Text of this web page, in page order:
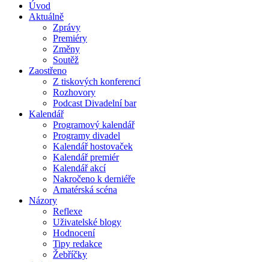
Úvod
Aktuálně
Zprávy
Premiéry
Změny
Soutěž
Zaostřeno
Z tiskových konferencí
Rozhovory
Podcast Divadelní bar
Kalendář
Programový kalendář
Programy divadel
Kalendář hostovaček
Kalendář premiér
Kalendář akcí
Nakročeno k derniéře
Amatérská scéna
Názory
Reflexe
Uživatelské blogy
Hodnocení
Tipy redakce
Žebříčky